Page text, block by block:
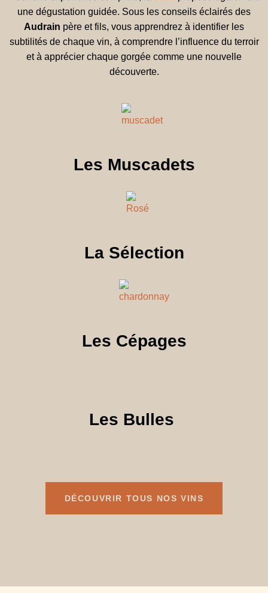
une dégustation guidée. Sous les conseils éclairés des
Audrain père et fils, vous apprendrez à identifier les
subtilités de chaque vin, à comprendre l’influence du terroir
et à apprécier chaque gorgée comme une nouvelle
découverte.
Les Muscadets
La Sélection
Les Cépages
Les Bulles
DÉCOUVRIR TOUS NOS VINS